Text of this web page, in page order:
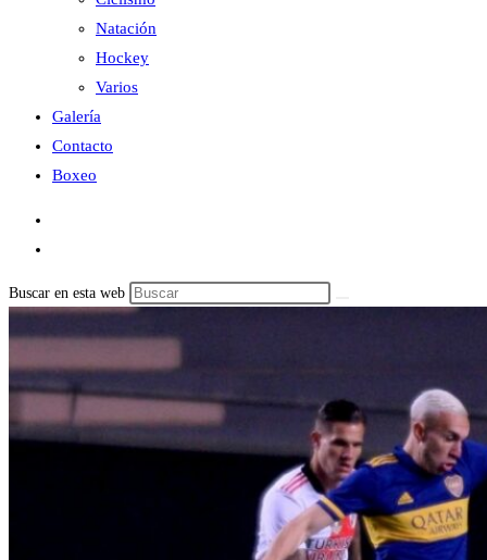
Natación
Hockey
Varios
Galería
Contacto
Boxeo
Buscar en esta web